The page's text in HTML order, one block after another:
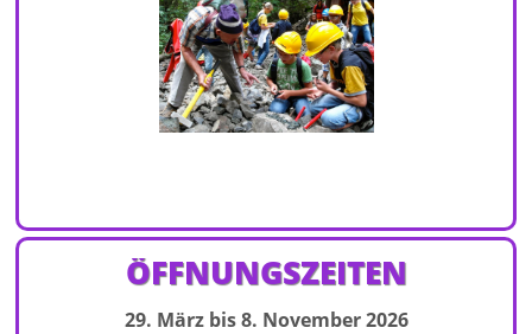
ÖFFNUNGSZEITEN
29. März bis 8. November 2026